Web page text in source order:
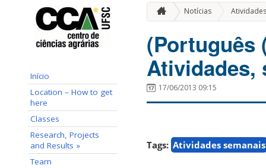
Início
Location – How to get
here
Classes
Research, Projects
and Results »
Team
Notícias
(Português
Atividades,
17/06/2013 09:15
Tags: Atividades semanais